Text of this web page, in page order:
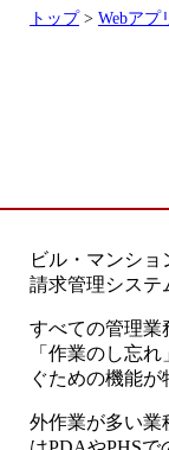
トップ> Webアプ
ビル・マンショ
請求管理システ
すべての管理業
「作業のし忘
ぐための機能が
外作業が多い業